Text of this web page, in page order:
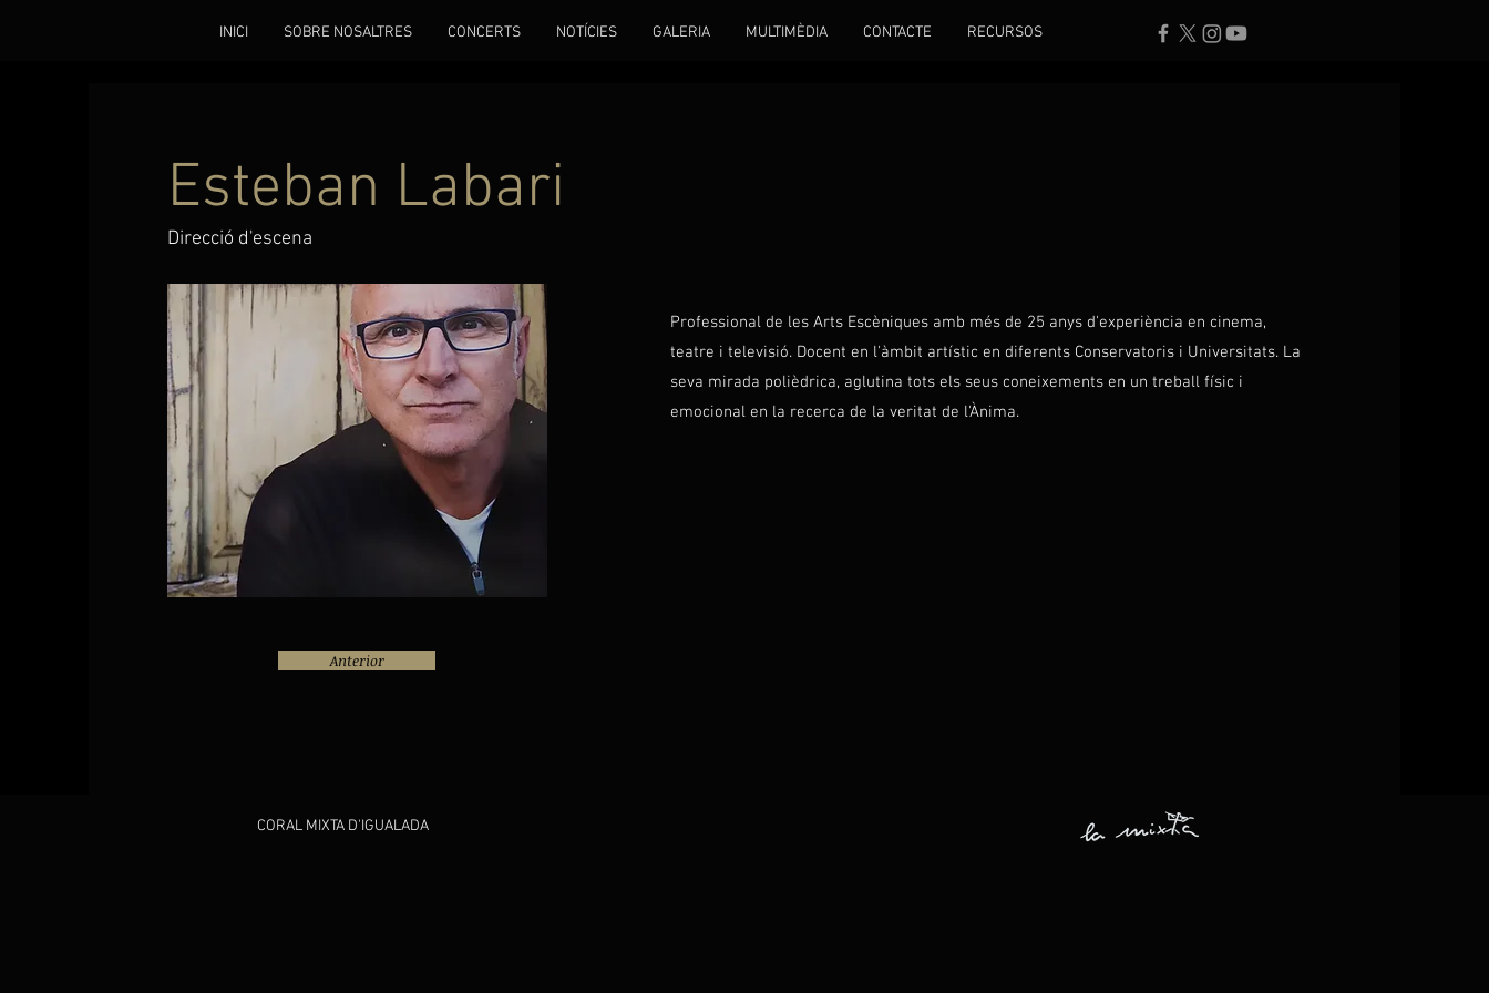
INICI SOBRE NOSALTRES CONCERTS NOTÍCIES GALERIA MULTIMÈDIA CONTACTE RECURSOS
Esteban Labari
Direcció d'escena
Anterior
Professional de les Arts Escèniques amb més de 25 anys d'experiència en cinema,
teatre i televisió. Docent en l'àmbit artístic en diferents Conservatoris i Universitats. La
seva mirada polièdrica, aglutina tots els seus coneixements en un treball físic i
emocional en la recerca de la veritat de l'Ànima.
CORAL MIXTA D'IGUALADA